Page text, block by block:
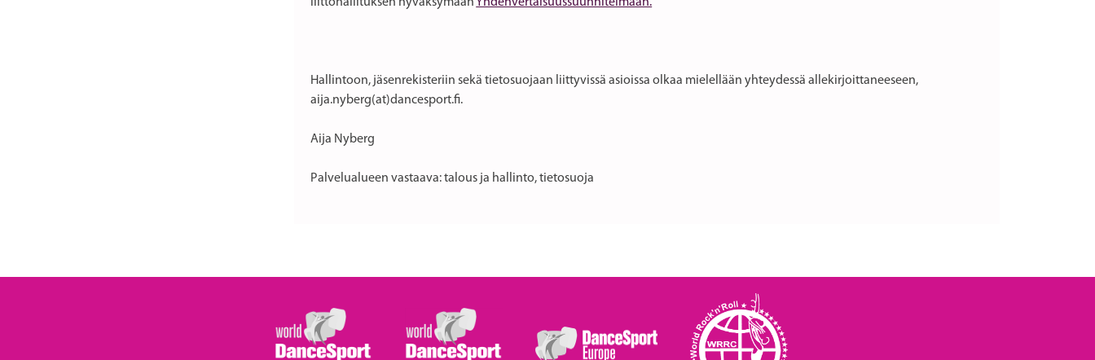
Hallintoon, jäsenrekisteriin sekä tietosuojaan liittyvissä asioissa olkaa mielellään yhteydessä allekirjoittaneeseen,
aija.nyberg(at)dancesport.fi.
Aija Nyberg
Palvelualueen vastaava: talous ja hallinto, tietosuoja